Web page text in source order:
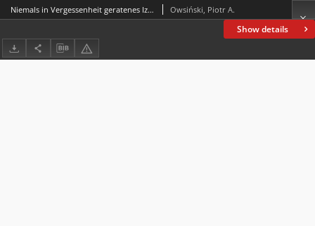
Show details
Niemals in Vergessenheit geratenes Izbica/Ischbitze Owsiński, Piotr A.